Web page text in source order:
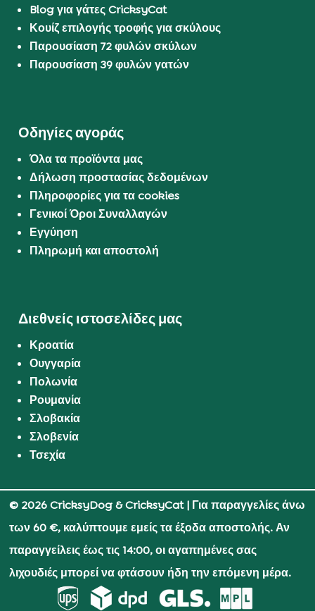
Blog για γάτες CricksyCat
Κουίζ επιλογής τροφής για σκύλους
Παρουσίαση 72 φυλών σκύλων
Παρουσίαση 39 φυλών γατών
Οδηγίες αγοράς
Όλα τα προϊόντα μας
Δήλωση προστασίας δεδομένων
Πληροφορίες για τα cookies
Γενικοί Όροι Συναλλαγών
Εγγύηση
Πληρωμή και αποστολή
Διεθνείς ιστοσελίδες μας
Κροατία
Ουγγαρία
Πολωνία
Ρουμανία
Σλοβακία
Σλοβενία
Τσεχία
© 2026 CricksyDog & CricksyCat| Για παραγγελίες άνω
των 60 €, καλύπτουμε εμείς τα έξοδα αποστολής. Αν
παραγγείλεις έως τις 14:00, οι αγαπημένες σας
λιχουδιές μπορεί να φτάσουν ήδη την επόμενη μέρα.